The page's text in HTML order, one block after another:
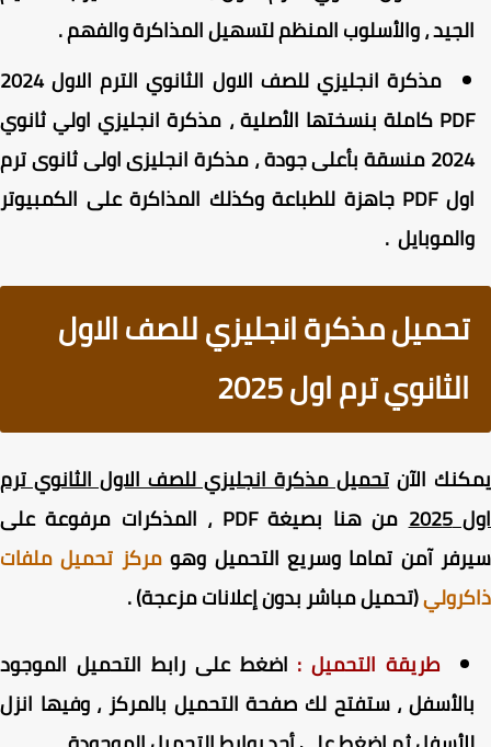
، والأسلوب المنظم لتسهيل المذاكرة والفهم .
مذكرة انجليزي للصف الاول الثانوي الترم الاول 2024
PDF كاملة بنسختها الأصلية ، مذكرة انجليزي اولي ثانوي
2024 منسقة بأعلى جودة ، مذكرة انجليزى اولى ثانوى ترم
اول PDF جاهزة للطباعة وكذلك المذاكرة على الكمبيوتر
.
تحميل مذكرة انجليزي للصف الاول
الثانوي ترم اول 2025
الآنتحميل مذكرة انجليزي للصف الاول الثانوي ترم
من هنا بصيغة PDF ، المذكرات مرفوعة على
آمن تماما وسريع التحميل وهومركز تحميل ملفات
(تحميل مباشر بدون إعلانات مزعجة) .
طريقة التحميل :اضغط على رابط التحميل الموجود
، ستفتح لك صفحة التحميل بالمركز ، وفيها انزل